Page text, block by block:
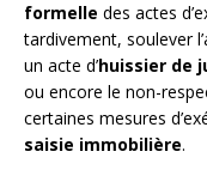
formelle des actes
tardivement, soulever
un acte d’huissier de
ou encore le non-
certaines mesures
saisie immobilière.